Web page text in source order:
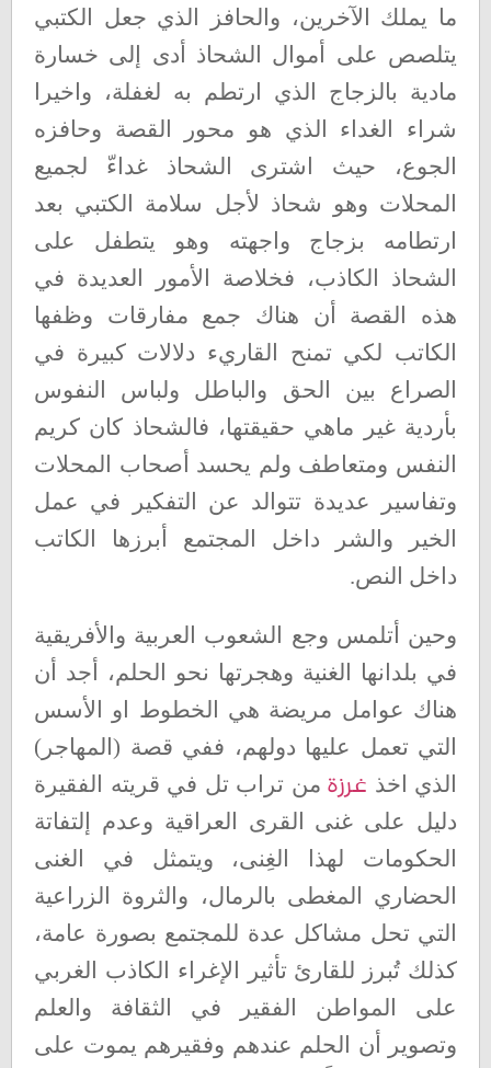
ما يملك الآخرين، والحافز الذي جعل الكتبي
يتلصص على أموال الشحاذ أدى إلى خسارة
مادية بالزجاج الذي ارتطم به لغفلة، واخيرا
شراء الغداء الذي هو محور القصة وحافزه
الجوع، حيث اشترى الشحاذ غداءّ لجميع
المحلات وهو شحاذ لأجل سلامة الكتبي بعد
ارتطامه بزجاج واجهته وهو يتطفل على
الشحاذ الكاذب، فخلاصة الأمور العديدة في
هذه القصة أن هناك جمع مفارقات وظفها
الكاتب لكي تمنح القاريء دلالات كبيرة في
الصراع بين الحق والباطل ولباس النفوس
بأردية غير ماهي حقيقتها، فالشحاذ كان كريم
النفس ومتعاطف ولم يحسد أصحاب المحلات
وتفاسير عديدة تتوالد عن التفكير في عمل
الخير والشر داخل المجتمع أبرزها الكاتب
داخل النص.
وحين أتلمس وجع الشعوب العربية والأفريقية
في بلدانها الغنية وهجرتها نحو الحلم، أجد أن
هناك عوامل مريضة هي الخطوط او الأسس
التي تعمل عليها دولهم، ففي قصة (المهاجر)
الذي اخذ غرزة من تراب تل في قريته الفقيرة
دليل على غنى القرى العراقية وعدم إلتفاتة
الحكومات لهذا الغِنى، ويتمثل في الغنى
الحضاري المغطى بالرمال، والثروة الزراعية
التي تحل مشاكل عدة للمجتمع بصورة عامة،
كذلك تُبرز للقارئ تأثير الإغراء الكاذب الغربي
على المواطن الفقير في الثقافة والعلم
وتصوير أن الحلم عندهم وفقيرهم يموت على